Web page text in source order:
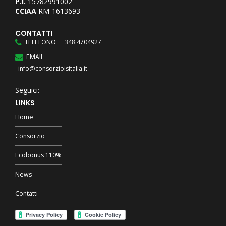
CCIAA RM-1613693
CONTATTI
TELEFONO
348.4704927
EMAIL
info@consorzioisitalia.it
Seguici:
LINKS
Home
Consorzio
Ecobonus 110%
News
Contatti